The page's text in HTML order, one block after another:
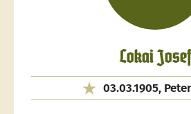
Lokai Josef
03.03.1905,